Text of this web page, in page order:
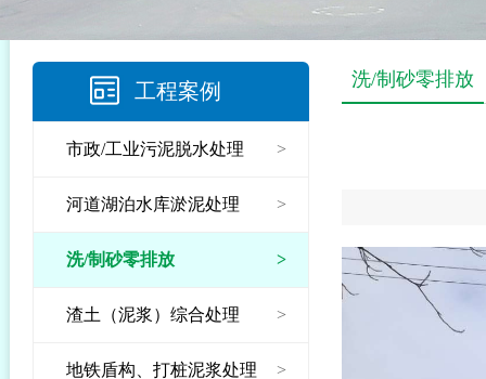
工程案例
市政/工业污泥脱水处理 >
河道湖泊水库淤泥处理 >
洗/制砂零排放 >
渣土（泥浆）综合处理 >
地铁盾构、打桩泥浆处理 >
洗/制砂零排放